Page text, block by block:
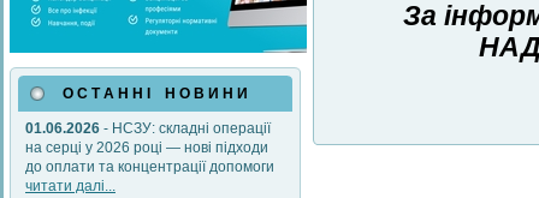
О С Т А Н Н І Н О В И Н И
01.06.2026 - НСЗУ: складні операції
на серці у 2026 році — нові підходи
до оплати та концентрації допомоги
читати далі...
За